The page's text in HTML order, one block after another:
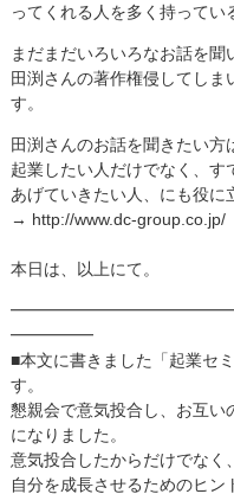
ってくれる人を多く持ってい
まだまだいろいろなお話を
田渕さんの著作権侵してしま
す。
田渕さんのお話を聞きたい方
起業したい人だけでなく、す
あげていきたい人、にも役に
→ http://www.dc-group.co.jp/
本日は、以上にて。
━━━━━
■本文に書きました「起業セ
す。
懇親会で意気投合し、お互い
になりました。
意気投合したからだけでなく
自分を成長させるためのヒン